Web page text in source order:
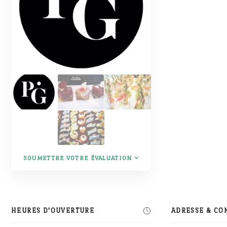
SOUMETTRE VOTRE ÉVALUATION
HEURES D'OUVERTURE ADRESSE &